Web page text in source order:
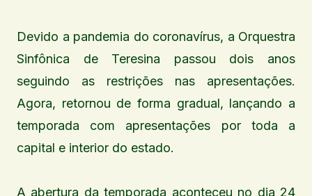
Devido a pandemia do coronavírus, a Orquestra
Sinfônica de Teresina passou dois anos
seguindo as restrições nas apresentações.
Agora, retornou de forma gradual, lançando a
temporada com apresentações por toda a
capital e interior do estado.
A abertura da temporada aconteceu no dia 24